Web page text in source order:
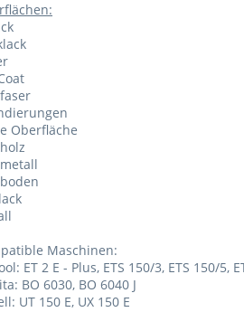
Oberfläche
Maschinen:
ET 2 E - Plus, ETS 150/3, ETS 150/5,
BO 6030, BO 6040 J
UT 150 E, UX 150 E